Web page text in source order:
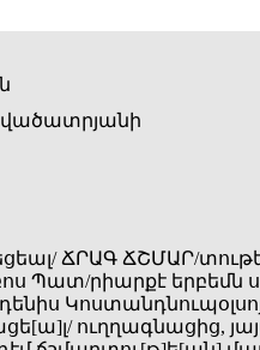
ՃՐԱԳ ՃՇՄԱՐ/
Պատ/րիարքէ երբեմն
ուղղագնացից,